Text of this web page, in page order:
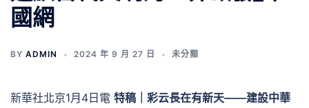
國網
BY ADMIN 2024 年 9 月 27 日 未分類
新華社北京1月4日電 特稿｜彩云長在有新天——建設中華